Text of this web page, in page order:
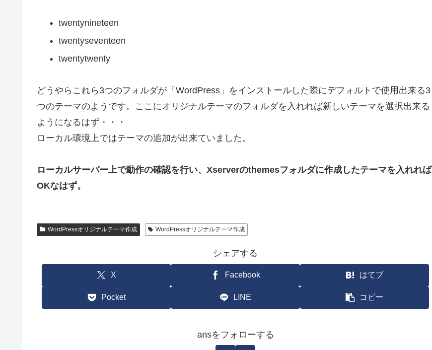
twentynineteen
twentyseventeen
twentytwenty
どうやらこれら3つのフォルダが「WordPress」をインストールした際にデフォルトで使用出来る3
つのテーマのようです。ここにオリジナルテーマのフォルダを入れれば新しいテーマを選択出来る
ようになるはず・・・
ローカル環境上ではテーマの追加が出来ていました。
ローカルサーバー上で動作の確認を行い、Xserverのthemesフォルダに作成したテーマを入れれば
OKなはず。
WordPressオリジナルテーマ作成 WordPressオリジナルテーマ作成
シェアする
X Facebook はてブ
Pocket LINE コピー
ansをフォローする